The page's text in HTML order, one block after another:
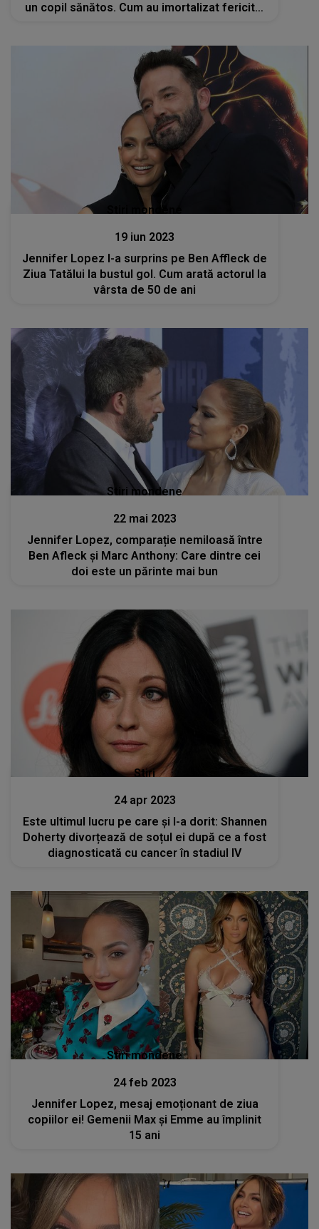
un copil sănătos. Cum au imortalizat fericitul
Stiri mondene
19 iun 2023
Jennifer Lopez l-a surprins pe Ben Affleck de
Ziua Tatălui la bustul gol. Cum arată actorul la
vârsta de 50 de ani
Stiri mondene
22 mai 2023
Jennifer Lopez, comparație nemiloasă între
Ben Afleck și Marc Anthony: Care dintre cei
doi este un părinte mai bun
Stiri
24 apr 2023
Este ultimul lucru pe care și l-a dorit: Shannen
Doherty divorțează de soțul ei după ce a fost
diagnosticată cu cancer în stadiul IV
Stiri mondene
24 feb 2023
Jennifer Lopez, mesaj emoționant de ziua
copiilor ei! Gemenii Max și Emme au împlinit
15 ani